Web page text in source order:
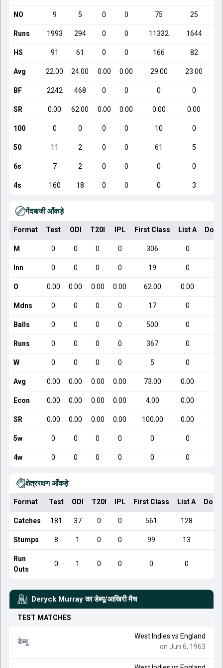
NO 9 5 0 0 75 25
Runs 1993 294 0 0 11332 1644
HS 91 61 0 0 166 82
Avg 22.00 24.00 0.00 0.00 29.00 23.00
BF 2242 468 0 0 0 0
SR 0.00 62.00 0.00 0.00 0.00 0.00
100 0 0 0 0 10 0
50 11 2 0 0 61 5
6s 7 2 0 0 0 0
4s 160 18 0 0 0 3
गेंदबाजी आँकड़े
Format Test ODI T20I IPL First Class List A
M 0 0 0 0 306 0
Inn 0 0 0 0 19 0
O 0.00 0.00 0.00 0.00 62.00 0.00
Mdns 0 0 0 0 17 0
Balls 0 0 0 0 500 0
Runs 0 0 0 0 367 0
W 0 0 0 0 5 0
Avg 0.00 0.00 0.00 0.00 73.00 0.00
Econ 0.00 0.00 0.00 0.00 4.00 0.00
SR 0.00 0.00 0.00 0.00 100.00 0.00
5w 0 0 0 0 0 0
4w 0 0 0 0 0 0
क्षेत्ररक्षण आँकड़े
Format Test ODI T20I IPL First Class List A
Catches 181 37 0 0 561 128
Stumps 8 1 0 0 99 13
Run
Outs
0 1 0 0 0 0
Deryck Murray का डेब्यू/आखिरी मैच
TEST MATCHES
डेब्यू
West Indies vs England
on Jun 6, 1963